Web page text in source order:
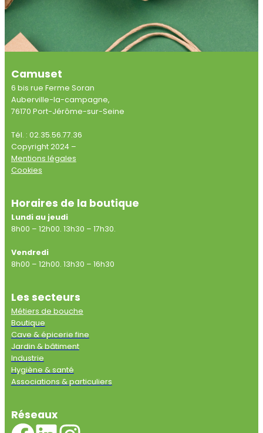
Camuset
6 bis rue Ferme Soran
Auberville-la-campagne,
76170 Port-Jérôme-sur-Seine
Tél. : 02.35.56.77.36
Copyright 2024 –
Mentions légales
Cookies
Horaires de la boutique
Lundi au jeudi
8h00 – 12h00. 13h30 – 17h30.
Vendredi
8h00 – 12h00. 13h30 – 16h30
Les secteurs
Métiers de bouche
Boutique
Cave & épicerie fine
Jardin & bâtiment
Industrie
Hygiène & santé
Associations & particuliers
Réseaux